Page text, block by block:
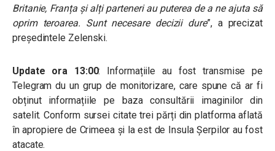
Britanie, Franța și alți parteneri au puterea de a ne ajuta să
oprim teroarea. Sunt necesare decizii dure”, a precizat
președintele Zelenski.
Update ora 13:00: Informațiile au fost transmise pe
Telegram du un grup de monitorizare, care spune că ar fi
obținut informațiile pe baza consultării imaginilor din
satelit. Conform sursei citate trei părți din platforma aflată
în apropiere de Crimeea și la est de Insula Șerpilor au fost
atacate.